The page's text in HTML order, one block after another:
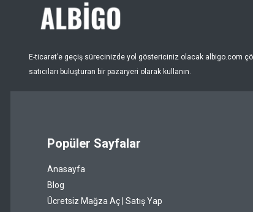
E-ticaret’e geçiş sürecinizde yol göstericiniz olacak albigo.com
satıcıları buluşturan bir pazaryeri olarak kullanın.
Popüler Sayfalar
Anasayfa
Blog
Ücretsiz Mağza Aç | Satış Yap